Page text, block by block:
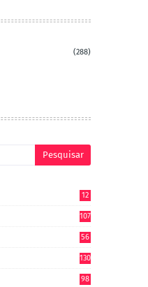
(288)
12
107
56
130
98